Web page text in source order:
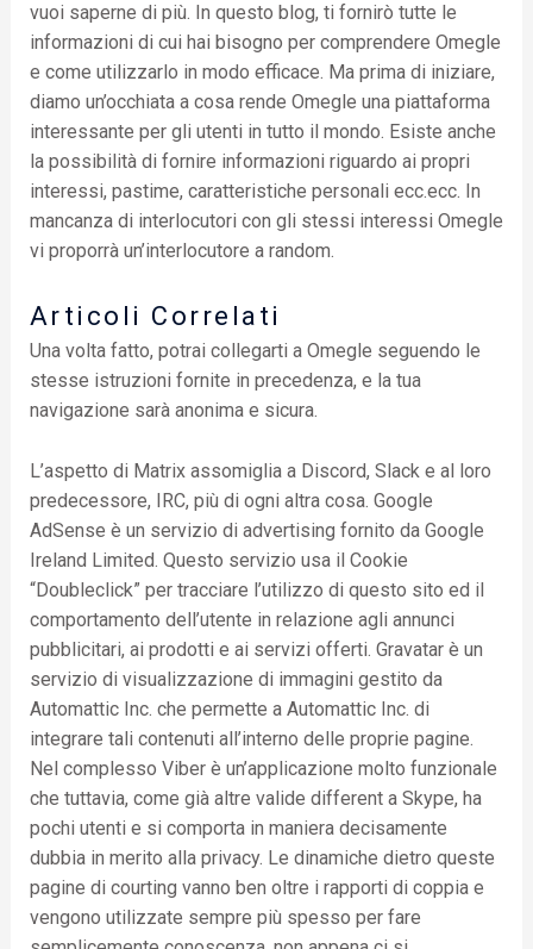
vuoi saperne di più. In questo blog, ti fornirò tutte le
informazioni di cui hai bisogno per comprendere Omegle
e come utilizzarlo in modo efficace. Ma prima di iniziare,
diamo un’occhiata a cosa rende Omegle una piattaforma
interessante per gli utenti in tutto il mondo. Esiste anche
la possibilità di fornire informazioni riguardo ai propri
interessi, pastime, caratteristiche personali ecc.ecc. In
mancanza di interlocutori con gli stessi interessi Omegle
vi proporrà un’interlocutore a random.
Articoli Correlati
Una volta fatto, potrai collegarti a Omegle seguendo le
stesse istruzioni fornite in precedenza, e la tua
navigazione sarà anonima e sicura.
L’aspetto di Matrix assomiglia a Discord, Slack e al loro
predecessore, IRC, più di ogni altra cosa. Google
AdSense è un servizio di advertising fornito da Google
Ireland Limited. Questo servizio usa il Cookie
“Doubleclick” per tracciare l’utilizzo di questo sito ed il
comportamento dell’utente in relazione agli annunci
pubblicitari, ai prodotti e ai servizi offerti. Gravatar è un
servizio di visualizzazione di immagini gestito da
Automattic Inc. che permette a Automattic Inc. di
integrare tali contenuti all’interno delle proprie pagine.
Nel complesso Viber è un’applicazione molto funzionale
che tuttavia, come già altre valide different a Skype, ha
pochi utenti e si comporta in maniera decisamente
dubbia in merito alla privacy. Le dinamiche dietro queste
pagine di courting vanno ben oltre i rapporti di coppia e
vengono utilizzate sempre più spesso per fare